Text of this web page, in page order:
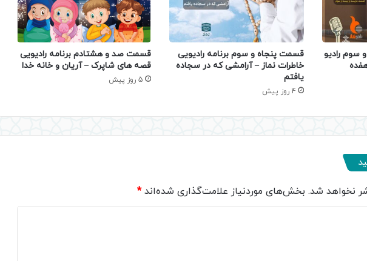
رادیو
قسمت پنجاه و سوم برنامه رادیویی
خاطرات نماز – آرامشی که در سجاده
یافتم
4 روز پیش
قسمت صد و هشتادم برنامه رادیویی
قصه های شاپرک – آریان و خانه خدا
5 روز پیش
نخواهد شد. بخش‌های موردنیاز علامت‌گذاری شده‌اند*